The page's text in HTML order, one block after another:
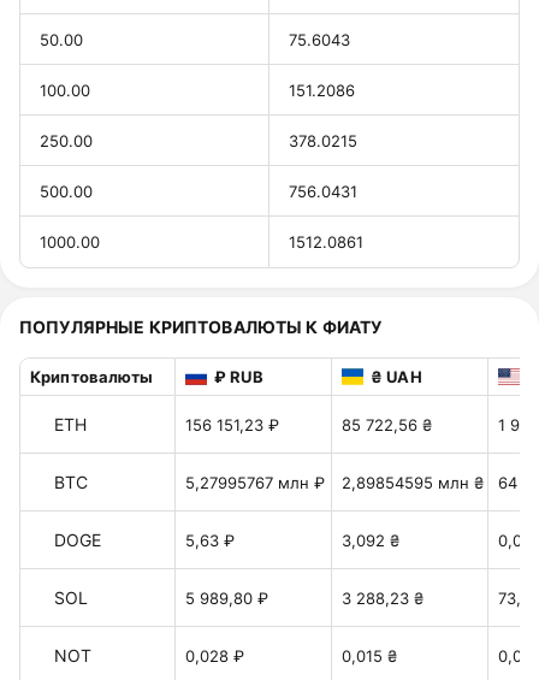
50.00 75.6043
100.00 151.2086
250.00 378.0215
500.00 756.0431
1000.00 1512.0861
ПОПУЛЯРНЫЕ КРИПТОВАЛЮТЫ К ФИАТУ
Криптовалюты ₽ RUB ₴ UAH
ETH 156 151,23 ₽ 85 722,56 ₴ 1
BTC 5,27995767 млн ₽ 2,89854595 млн ₴ 64
DOGE 5,63 ₽ 3,092 ₴
SOL 5 989,80 ₽ 3 288,23 ₴
NOT 0,028 ₽ 0,015 ₴